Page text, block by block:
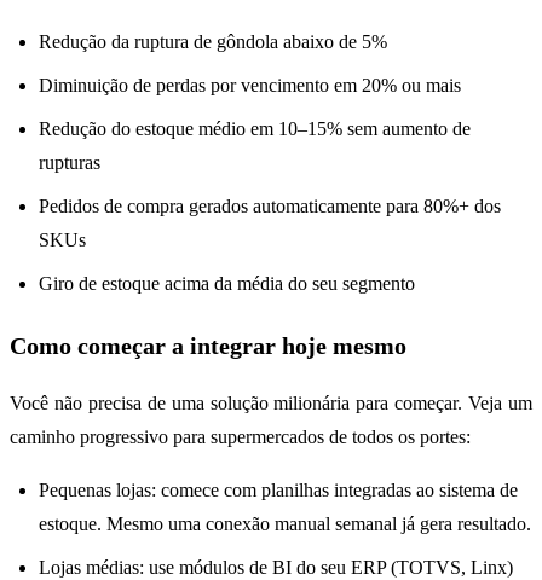
Redução da ruptura de gôndola abaixo de 5%
Diminuição de perdas por vencimento em 20% ou mais
Redução do estoque médio em 10–15% sem aumento de
rupturas
Pedidos de compra gerados automaticamente para 80%+ dos
SKUs
Giro de estoque acima da média do seu segmento
Como começar a integrar hoje mesmo
Você não precisa de uma solução milionária para começar. Veja um
caminho progressivo para supermercados de todos os portes:
Pequenas lojas: comece com planilhas integradas ao sistema de
estoque. Mesmo uma conexão manual semanal já gera resultado.
Lojas médias: use módulos de BI do seu ERP (TOTVS, Linx)